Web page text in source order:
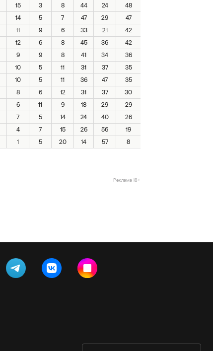
15 3 8 44 24
48
14 5 7 47 29
47
11 9 6 33 21
42
12 6 8 45 36
42
9 9 8 41 34
36
10 5 11 31 37
35
10 5 11 36 47
35
8 6 12 31 37
30
6 11 9 18 29
29
7 5 14 24 40
26
4 7 15 26 56
19
1 5 20 14 57 8
Реклама 18+